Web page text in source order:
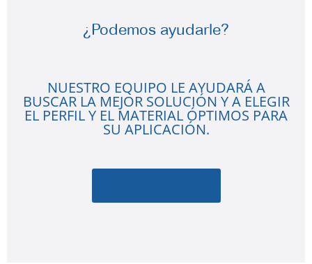
¿Podemos ayudarle?
NUESTRO EQUIPO LE AYUDARÁ A
BUSCAR LA MEJOR SOLUCIÓN Y A ELEGIR
EL PERFIL Y EL MATERIAL ÓPTIMOS PARA
SU APLICACIÓN.